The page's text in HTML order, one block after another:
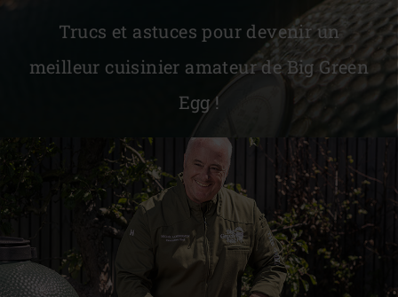
Trucs et astuces pour devenir un
meilleur cuisinier amateur de Big Green
Egg !